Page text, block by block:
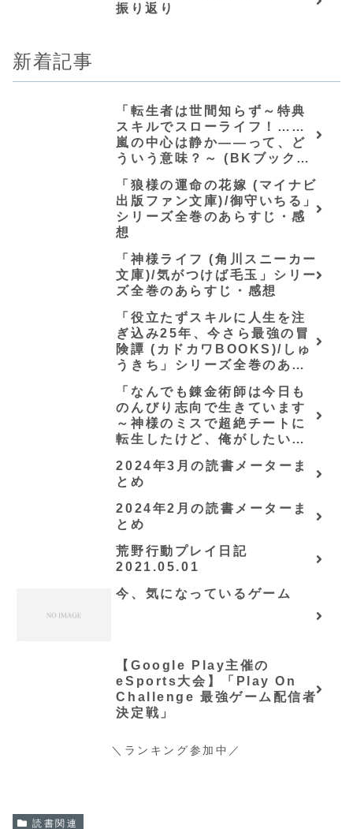
振り返り
新着記事
「転生者は世間知らず～特典
スキルでスローライフ！……
嵐の中心は静か――って、ど
ういう意味？～ (BKブック
らすじ・感想
「狼様の運命の花嫁 (マイナビ
出版ファン文庫)/御守いちる」
シリーズ全巻のあらすじ・感
想
「神様ライフ (角川スニーカー
文庫)/気がつけば毛玉」シリー
ズ全巻のあらすじ・感想
「役立たずスキルに人生を注
ぎ込み25年、今さら最強の冒
険譚 (カドカワBOOKS)/しゅ
うきち」シリーズ全巻のあら
「なんでも錬金術師は今日も
のんびり志向で生きています
～神様のミスで超絶チートに
転生したけど、俺がしたいの
会の立上げです～（グラスト
ノベルス） (グラスト
NOVELS)/可換環」シリーズ
全巻のあらすじ・感想
2024年3月の読書メーターま
とめ
2024年2月の読書メーターま
とめ
荒野行動プレイ日記
2021.05.01
今、気になっているゲーム
【Google Play主催の
eSports大会】「Play On
Challenge 最強ゲーム配信者
決定戦」
＼ランキング参加中／
読書関連